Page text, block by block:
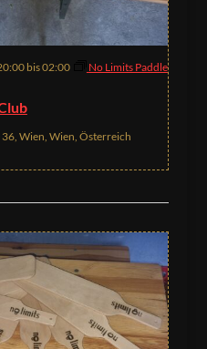
bis02:00
No Limits Paddle
Wien, Wien, Österreich